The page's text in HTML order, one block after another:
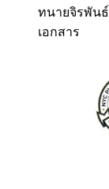
ทนายจิรพันธ์
เอกสาร